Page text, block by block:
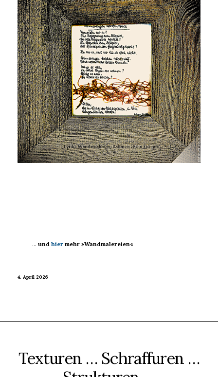
…undhier mehr »Wandmalereien«
4. April 2026
Texturen … Schraffuren …